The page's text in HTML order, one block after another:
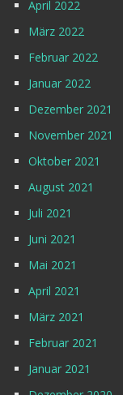
April 2022
März 2022
Februar 2022
Januar 2022
Dezember 2021
November 2021
Oktober 2021
August 2021
Juli 2021
Juni 2021
Mai 2021
April 2021
März 2021
Februar 2021
Januar 2021